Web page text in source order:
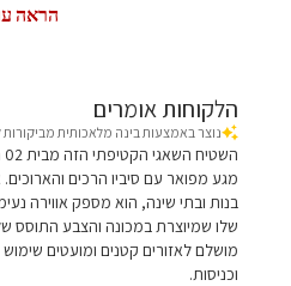
הראה
הלקוחות אומרים
נוצר באמצעות בינה מלאכותית מביקורות
מגע מפואר עם סיביו הרכים והארוכים.
בנות ובתי שינה, הוא מספק אווירה
שלו שמיוצרת במכונה והצבע התוסס
מושלם לאזורים קטנים ומועטים
וכניסות.